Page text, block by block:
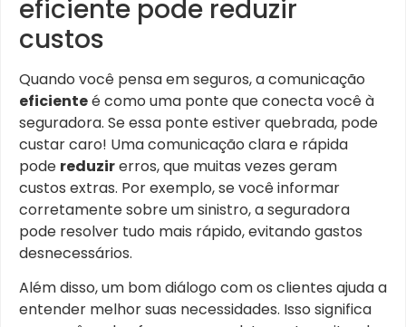
eficiente pode reduzir
custos
Quando você pensa em seguros, a comunicação
eficienteé como uma ponte que conecta você à
seguradora. Se essa ponte estiver quebrada, pode
custar caro! Uma comunicação clara e rápida
pode reduzirerros, que muitas vezes geram
custos extras. Por exemplo, se você informar
corretamente sobre um sinistro, a seguradora
pode resolver tudo mais rápido, evitando gastos
desnecessários.
Além disso, um bom diálogo com os clientes ajuda a
entender melhor suas necessidades. Isso significa